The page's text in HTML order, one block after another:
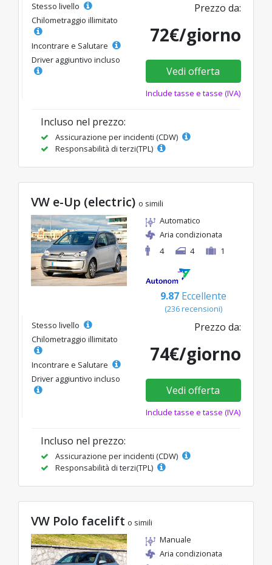
Stesso livello
Chilometraggio illimitato
Incontrare e Salutare
Driver aggiuntivo incluso
Prezzo da:
72€/giorno
Vedi offerta
Include tasse e tasse (IVA)
Incluso nel prezzo:
Assicurazione per incidenti (CDW)
Responsabilità di terzi(TPL)
VW e-Up (electric) o simili
Automatico
Aria condizionata
4
4 1
9.87 Eccellente
(236 recensioni)
Stesso livello
Chilometraggio illimitato
Incontrare e Salutare
Driver aggiuntivo incluso
Prezzo da:
74€/giorno
Vedi offerta
Include tasse e tasse (IVA)
Incluso nel prezzo:
Assicurazione per incidenti (CDW)
Responsabilità di terzi(TPL)
VW Polo facelift o simili
Manuale
Aria condizionata